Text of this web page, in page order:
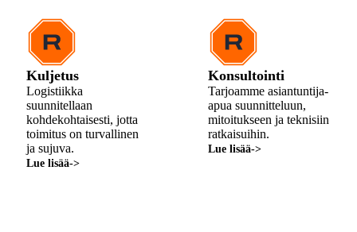
Kuljetus
Logistiikka
suunnitellaan
kohdekohtaisesti, jotta
toimitus on turvallinen
ja sujuva.
Lue lisää->
Konsultointi
Tarjoamme asiantuntija-
apua suunnitteluun,
mitoitukseen ja teknisiin
ratkaisuihin.
Lue lisää->